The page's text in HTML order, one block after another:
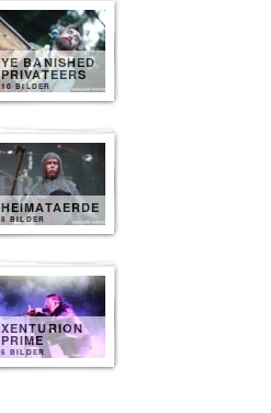
YE BANISHED
PRIVATEERS
10 BILDER
HEIMATAERDE
8 BILDER
XENTURION
PRIME
6 BILDER